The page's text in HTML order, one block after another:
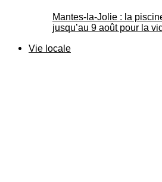
Mantes-la-Jolie : la
jusqu’au 9 août pour la
Vie locale